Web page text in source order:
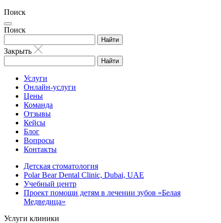
Поиск
Поиск
Найти
Закрыть
Найти
Услуги
Онлайн-услуги
Цены
Команда
Отзывы
Кейсы
Блог
Вопросы
Контакты
Детская стоматология
Polar Bear Dental Clinic, Dubai, UAE
Учебный центр
Проект помощи детям в лечении зубов «Белая
Медведица»
Услуги клиники